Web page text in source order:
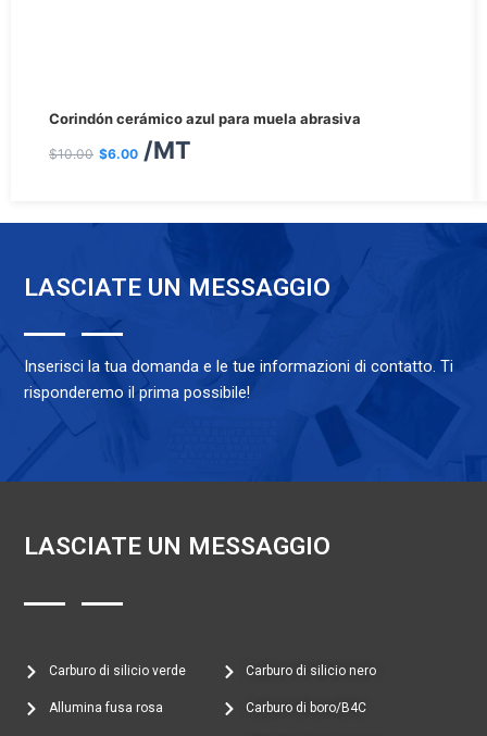
Corindón cerámico azul para muela abrasiva
$10.00
precio
era:
$10.00.
$6.00
precio
es:
$6.00.
/MT
LASCIATE UN MESSAGGIO
Inserisci la tua domanda e le tue informazioni di contatto. Ti
risponderemo il prima possibile!
LASCIATE UN MESSAGGIO
Carburo di silicio verde
Allumina fusa rosa
Carburo di silicio nero
Carburo di boro/B4C